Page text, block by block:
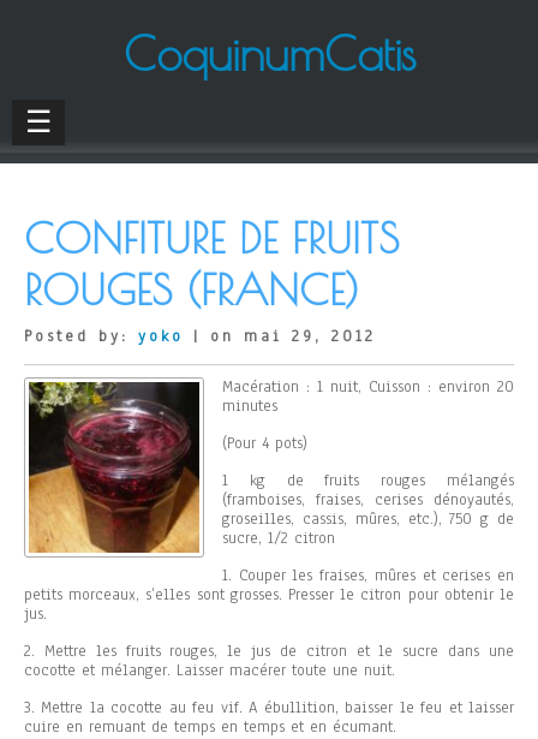
CoquinumCatis
☰
CONFITURE DE FRUITS
ROUGES (FRANCE)
Posted by: yoko | on mai 29, 2012
Macération : 1 nuit, Cuisson : environ 20
minutes
(Pour 4 pots)
1 kg de fruits rouges mélangés
(framboises, fraises, cerises dénoyautés,
groseilles, cassis, mûres, etc.), 750 g de
sucre, 1/2 citron
1. Couper les fraises, mûres et cerises en
petits morceaux, s’elles sont grosses. Presser le citron pour obtenir le
jus.
2. Mettre les fruits rouges, le jus de citron et le sucre dans une
cocotte et mélanger. Laisser macérer toute une nuit.
3. Mettre la cocotte au feu vif. A ébullition, baisser le feu et laisser
cuire en remuant de temps en temps et en écumant.